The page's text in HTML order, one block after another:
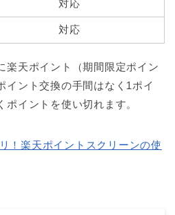
対応
対応
楽天ポイント（期間限定ポイン
イント交換の手間はなく1ポイ
イントを使い切れます。
！楽天ポイントスクリーンの使